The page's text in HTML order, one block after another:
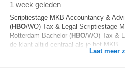
1 week geleden
Scriptiestage MKB Accountancy &
(HBO/WO) Tax & Legal Scriptiestage
Rotterdam Bachelor (HBO/WO) Tax &
de klant altijd centraal als je het MKB...
Laat meer